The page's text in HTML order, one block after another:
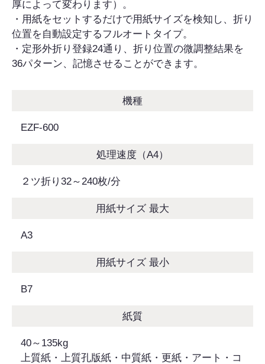
厚によって変わります）。
・用紙をセットするだけで用紙サイズを検知し、折り
位置を自動設定するフルオートタイプ。
・定形外折り登録24通り、折り位置の微調整結果を
36パターン、記憶させることができます。
機種
EZF-600
処理速度（A4）
２ツ折り32～240枚/分
用紙サイズ 最大
A3
用紙サイズ 最小
B7
紙質
40～135kg
上質紙・上質孔版紙・中質紙・更紙・アート・コ